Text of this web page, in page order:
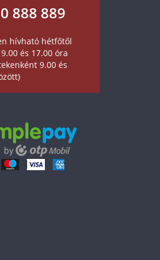
888 889
hívható hétfőtől
és 17.00 óra
9.00 és